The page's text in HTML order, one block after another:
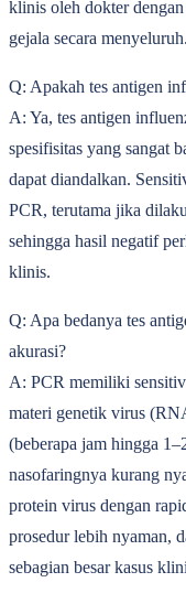
klinis oleh dokter
gejala secara menyeluruh.
Q: Apakah tes antigen
A: Ya, tes antigen
spesifisitas yang sangat
dapat diandalkan.
PCR, terutama jika
sehingga hasil negatif
klinis.
Q: Apa bedanya tes
akurasi?
A: PCR memiliki
materi genetik virus
(beberapa jam hingga
nasofaringnya kurang
protein virus dengan
prosedur lebih nyaman,
sebagian besar kasus